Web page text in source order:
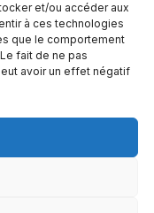
et/ou accéder aux
à ces technologies
que le comportement
fait de ne pas
avoir un effet négatif
par Chameleon Ideas